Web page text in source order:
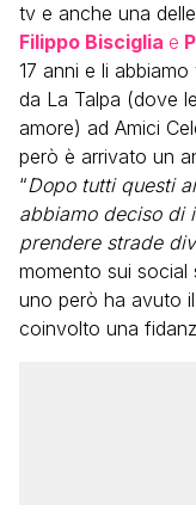
tv e anche una
Filippo Bisciglia e
17 anni e li
da La Talpa (dove
amore) ad Amici
però è arrivato un
“Dopo tutti questi
abbiamo deciso di
prendere strade
momento sui social
uno però ha avuto
coinvolto una